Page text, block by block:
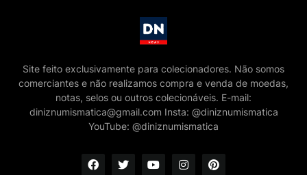
Site feito exclusivamente para colecionadores. Não somos
comerciantes e não realizamos compra e venda de moedas,
notas, selos ou outros colecionáveis. E-mail:
diniznumismatica@gmail.com Insta: @diniznumismatica
YouTube: @diniznumismatica